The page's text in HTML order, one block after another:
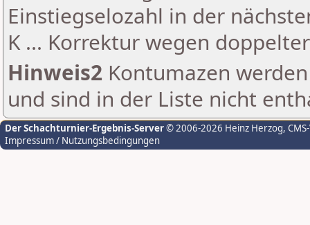
Einstiegselozahl in der
K ... Korrektur wegen
Hinweis2 Kontumazen
und sind in der Liste nicht
Der Schachturnier-Ergebnis-Server© 2006-2026 Heinz Herzog,
Impressum / Nutzungsbedingungen